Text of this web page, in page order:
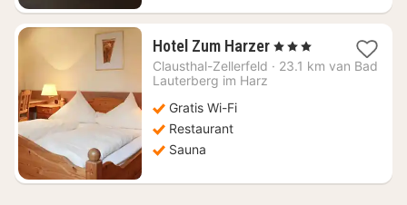
Hotel Zum Harzer1
nacht
, 3 Sterren
Clausthal-Zellerfeld · 23.1 km van Bad
Lauterberg im Harz
Gratis Wi-Fi
Restaurant
Sauna